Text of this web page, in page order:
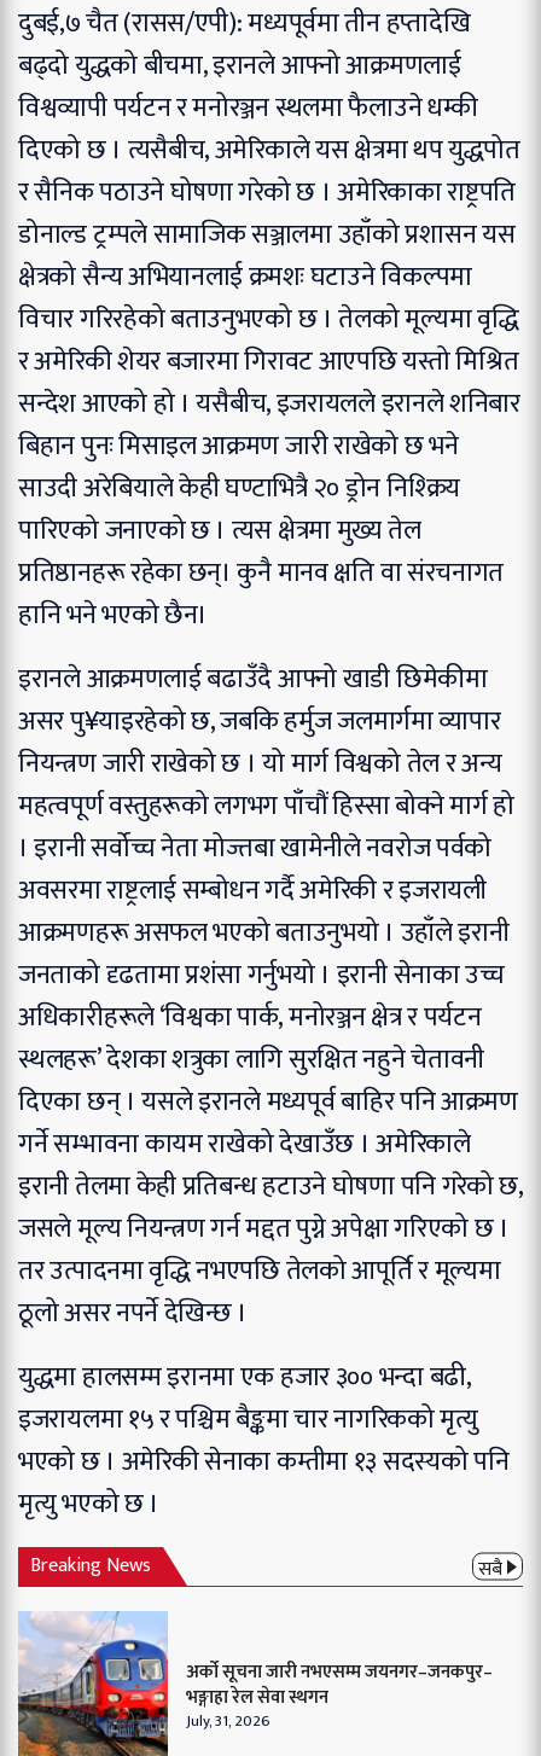
दुबई,७ चैत (रासस/एपी): मध्यपूर्वमा तीन हप्तादेखि
बढ्दो युद्धको बीचमा, इरानले आफ्नो आक्रमणलाई
विश्वव्यापी पर्यटन र मनोरञ्जन स्थलमा फैलाउने धम्की
दिएको छ । त्यसैबीच, अमेरिकाले यस क्षेत्रमा थप युद्धपोत
र सैनिक पठाउने घोषणा गरेको छ । अमेरिकाका राष्ट्रपति
डोनाल्ड ट्रम्पले सामाजिक सञ्जालमा उहाँको प्रशासन यस
क्षेत्रको सैन्य अभियानलाई क्रमशः घटाउने विकल्पमा
विचार गरिरहेको बताउनुभएको छ । तेलको मूल्यमा वृद्धि
र अमेरिकी शेयर बजारमा गिरावट आएपछि यस्तो मिश्रित
सन्देश आएको हो । यसैबीच, इजरायलले इरानले शनिबार
बिहान पुनः मिसाइल आक्रमण जारी राखेको छ भने
साउदी अरेबियाले केही घण्टाभित्रै २० ड्रोन निश्क्रिय
पारिएको जनाएको छ । त्यस क्षेत्रमा मुख्य तेल
प्रतिष्ठानहरू रहेका छन्। कुनै मानव क्षति वा संरचनागत
हानि भने भएको छैन।
इरानले आक्रमणलाई बढाउँदै आफ्नो खाडी छिमेकीमा
असर पु¥याइरहेको छ, जबकि हर्मुज जलमार्गमा व्यापार
नियन्त्रण जारी राखेको छ । यो मार्ग विश्वको तेल र अन्य
महत्वपूर्ण वस्तुहरूको लगभग पाँचौं हिस्सा बोक्ने मार्ग हो
। इरानी सर्वोच्च नेता मोज्तबा खामेनीले नवरोज पर्वको
अवसरमा राष्ट्रलाई सम्बोधन गर्दै अमेरिकी र इजरायली
आक्रमणहरू असफल भएको बताउनुभयो । उहाँले इरानी
जनताको दृढतामा प्रशंसा गर्नुभयो । इरानी सेनाका उच्च
अधिकारीहरूले ‘विश्वका पार्क, मनोरञ्जन क्षेत्र र पर्यटन
स्थलहरू’ देशका शत्रुका लागि सुरक्षित नहुने चेतावनी
दिएका छन् । यसले इरानले मध्यपूर्व बाहिर पनि आक्रमण
गर्ने सम्भावना कायम राखेको देखाउँछ । अमेरिकाले
इरानी तेलमा केही प्रतिबन्ध हटाउने घोषणा पनि गरेको छ,
जसले मूल्य नियन्त्रण गर्न मद्दत पुग्ने अपेक्षा गरिएको छ ।
तर उत्पादनमा वृद्धि नभएपछि तेलको आपूर्ति र मूल्यमा
ठूलो असर नपर्ने देखिन्छ ।
युद्धमा हालसम्म इरानमा एक हजार ३०० भन्दा बढी,
इजरायलमा १५ र पश्चिम बैङ्कमा चार नागरिकको मृत्यु
भएको छ । अमेरिकी सेनाका कम्तीमा १३ सदस्यको पनि
मृत्यु भएको छ ।
Breaking News सबै
अर्को सूचना जारी नभएसम्म जयनगर–जनकपुर–
भङ्गाहा रेल सेवा स्थगन
July, 31, 2026